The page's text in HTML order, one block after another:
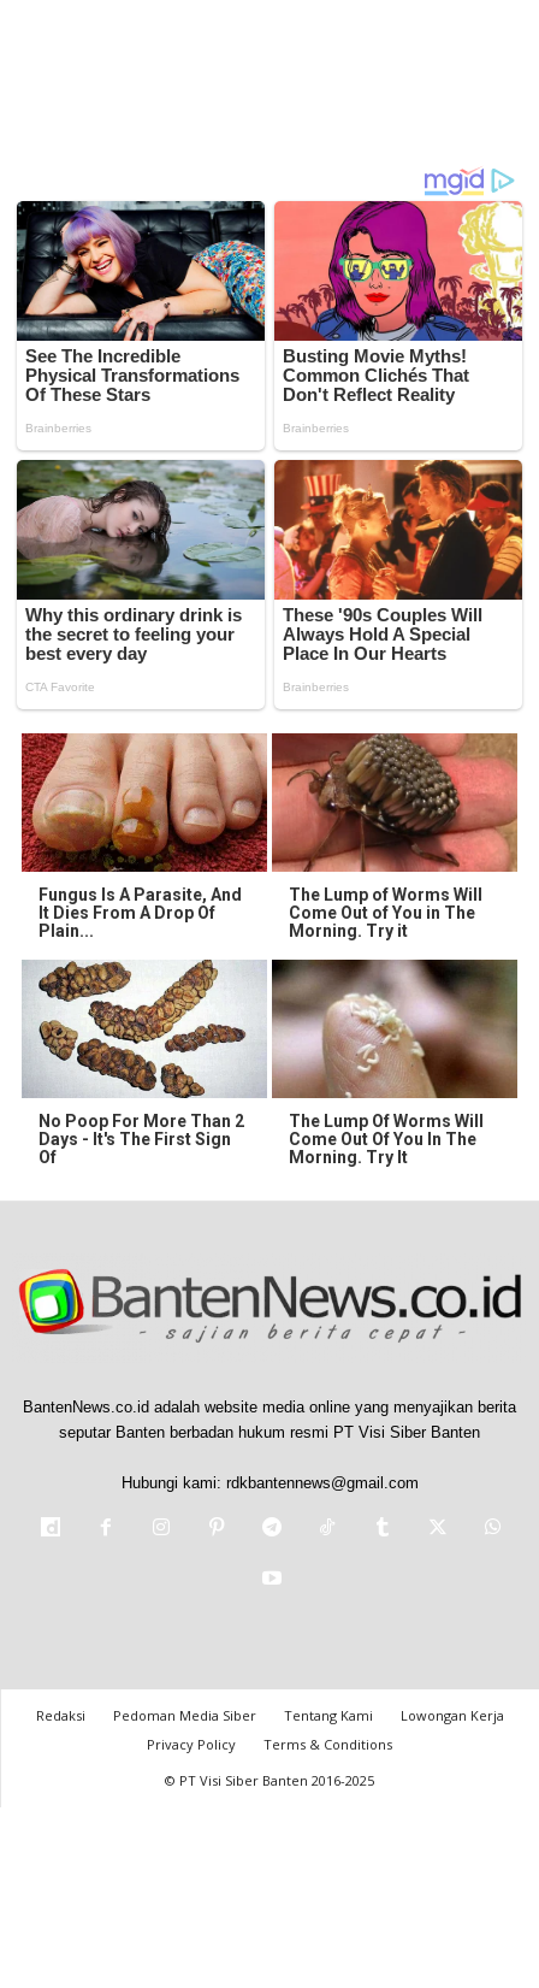
Fungus Is A Parasite, And
It Dies From A Drop Of
Plain...
The Lump of Worms Will
Come Out of You in The
Morning. Try it
No Poop For More Than 2
Days - It's The First Sign
Of
The Lump Of Worms Will
Come Out Of You In The
Morning. Try It
BantenNews.co.id adalah website media online yang menyajikan berita
seputar Banten berbadan hukum resmi PT Visi Siber Banten
Hubungi kami: rdkbantennews@gmail.com
Redaksi Pedoman Media Siber Tentang Kami
Lowongan Kerja
Privacy Policy
Terms & Conditions
© PT Visi Siber Banten 2016-2025